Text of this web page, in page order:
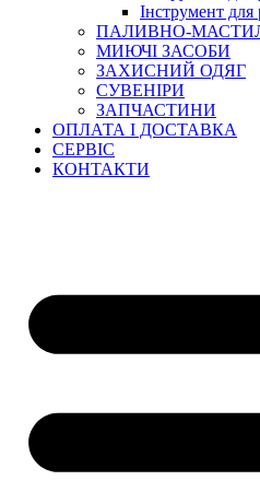
Інструмент для
ПАЛИВНО-
МИЮЧІ ЗАСОБИ
ЗАХИСНИЙ ОДЯГ
СУВЕНІРИ
ЗАПЧАСТИНИ
ОПЛАТА І ДОСТАВКА
СЕРВІС
КОНТАКТИ